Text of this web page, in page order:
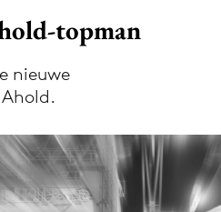
de app
via de Adformatie
topman
nieuwe